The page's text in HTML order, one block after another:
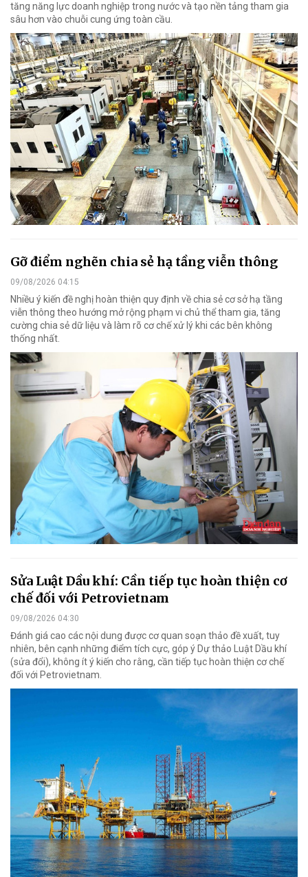
tăng năng lực doanh nghiệp trong nước và tạo nền tảng tham gia
sâu hơn vào chuỗi cung ứng toàn cầu.
Gỡ điểm nghẽn chia sẻ hạ tầng viễn thông
09/08/2026 04:15
Nhiều ý kiến đề nghị hoàn thiện quy định về chia sẻ cơ sở hạ tầng
viễn thông theo hướng mở rộng phạm vi chủ thể tham gia, tăng
cường chia sẻ dữ liệu và làm rõ cơ chế xử lý khi các bên không
thống nhất.
Sửa Luật Dầu khí: Cần tiếp tục hoàn thiện cơ
chế đối với Petrovietnam
09/08/2026 04:30
Đánh giá cao các nội dung được cơ quan soạn thảo đề xuất, tuy
nhiên, bên cạnh những điểm tích cực, góp ý Dự thảo Luật Dầu khí
(sửa đổi), không ít ý kiến cho rằng, cần tiếp tục hoàn thiện cơ chế
đối với Petrovietnam.